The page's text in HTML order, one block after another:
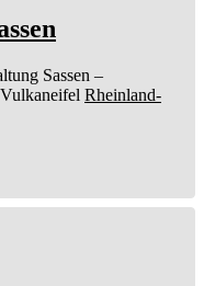
Sassen –
Vulkaneifel Rheinland-